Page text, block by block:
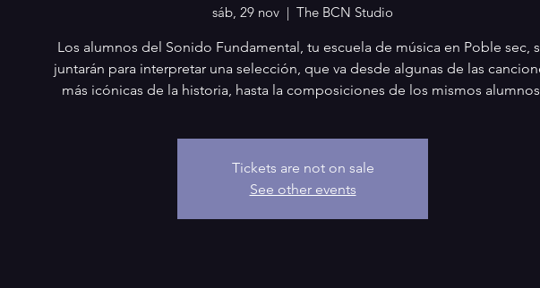
sáb, 29 nov
  |
The BCN Studio
Los alumnos del Sonido Fundamental, tu escuela de música en Poble sec,
juntarán para interpretar una selección, que va desde algunas de las
más icónicas de la historia, hasta la composiciones de los mismos
Tickets are not on sale
See other events